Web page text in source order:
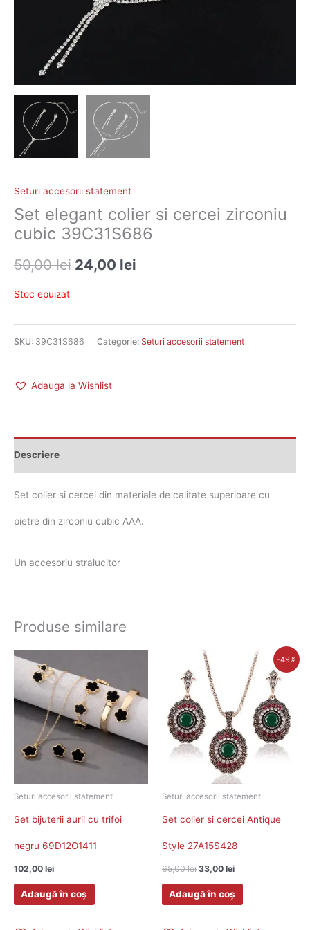
Seturi accesorii statement
Set elegant colier si cercei zirconiu
cubic 39C31S686
50,00lei 24,00 lei
Stoc epuizat
SKU: 39C31S686 Categorie: Seturi accesorii statement
Adauga la Wishlist
Descriere
Set colier si cercei din materiale de calitate superioare cu
pietre din zirconiu cubic AAA.
Un accesoriu stralucitor
Produse similare
Seturi accesorii statement
Set bijuterii aurii cu trifoi
negru 69D12O1411
102,00 lei
Adaugă în coș
-49%
Seturi accesorii statement
Set colier si cercei Antique
Style 27A15S428
65,00lei
Prețul
inițial
fost:
65,00 lei.
33,00 lei
Prețul
curent
este:
33,00 lei.
Adaugă în coș